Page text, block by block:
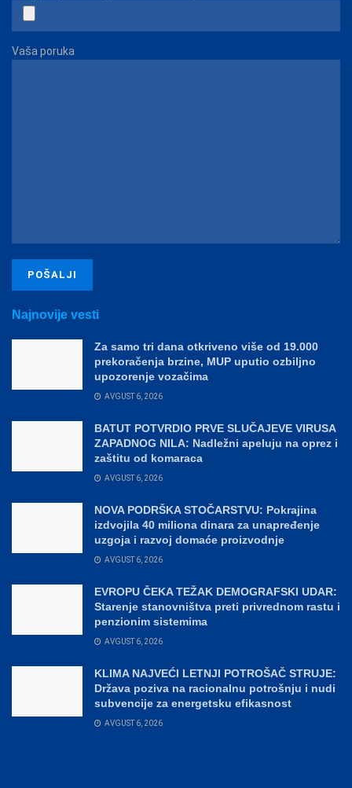
Vaša poruka
Najnovije vesti
Za samo tri dana otkriveno više od 19.000
prekoračenja brzine, MUP uputio ozbiljno
upozorenje vozačima
AVGUST 6, 2026
BATUT POTVRDIO PRVE SLUČAJEVE VIRUSA
ZAPADNOG NILA: Nadležni apeluju na oprez i
zaštitu od komaraca
AVGUST 6, 2026
NOVA PODRŠKA STOČARSTVU: Pokrajina
izdvojila 40 miliona dinara za unapređenje
uzgoja i razvoj domaće proizvodnje
AVGUST 6, 2026
EVROPU ČEKA TEŽAK DEMOGRAFSKI UDAR:
Starenje stanovništva preti privrednom rastu i
penzionim sistemima
AVGUST 6, 2026
KLIMA NAJVEĆI LETNJI POTROŠAČ STRUJE:
Država poziva na racionalnu potrošnju i nudi
subvencije za energetsku efikasnost
AVGUST 6, 2026